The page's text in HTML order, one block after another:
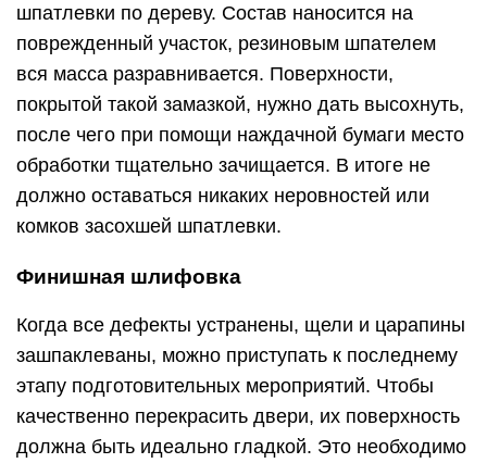
шпатлевки по дереву. Состав наносится на
поврежденный участок, резиновым шпателем
вся масса разравнивается. Поверхности,
покрытой такой замазкой, нужно дать высохнуть,
после чего при помощи наждачной бумаги место
обработки тщательно зачищается. В итоге не
должно оставаться никаких неровностей или
комков засохшей шпатлевки.
Финишная шлифовка
Когда все дефекты устранены, щели и царапины
зашпаклеваны, можно приступать к последнему
этапу подготовительных мероприятий. Чтобы
качественно перекрасить двери, их поверхность
должна быть идеально гладкой. Это необходимо